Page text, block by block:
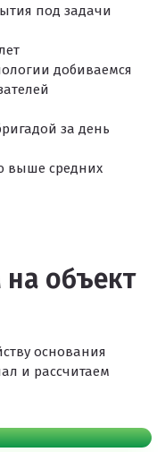
под задачи
добиваемся
за день
выше средних
объект
основания
и рассчитаем